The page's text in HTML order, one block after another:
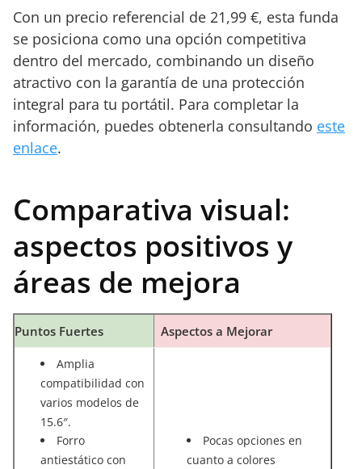
Con un precio referencial de 21,99 €, esta funda
se posiciona como una opción competitiva
dentro del mercado, combinando un diseño
atractivo con la garantía de una protección
integral para tu portátil. Para completar la
información, puedes obtenerla consultando este
enlace.
Comparativa visual:
aspectos positivos y
áreas de mejora
Puntos Fuertes Aspectos a Mejorar
Amplia
compatibilidad con
varios modelos de
15.6″.
Forro
antiestático con
Pocas opciones en
cuanto a colores